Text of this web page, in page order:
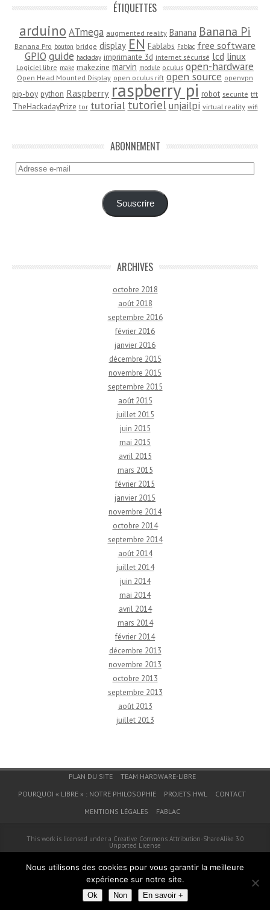
ÉTIQUETTES
arduino ATmega augmented reality Banana Banana Pi
Banana Pro bouton bridge display EN Fablabs Fablac free software
GPIO guide hackaday imprimante 3d internet sécurisé lcd linux
Logiciel libre make makezine marvin module oculus open-hardware
Open Head Mounted Display open oculus rift open source openvpn
pip-boy python Raspberry raspberry pi robot securité tft
TheHackadayPrize tor tutorial tutoriel unjailpi virtual reality wifi
ABONNEMENT
Adresse
Souscrire
ARCHIVES
octobre 2018
août 2018
septembre 2016
février 2016
janvier 2016
décembre 2015
novembre 2015
septembre 2015
août 2015
juillet 2015
juin 2015
mai 2015
avril 2015
mars 2015
février 2015
janvier 2015
novembre 2014
octobre 2014
septembre 2014
août 2014
juillet 2014
juin 2014
mai 2014
avril 2014
mars 2014
février 2014
décembre 2013
novembre 2013
octobre 2013
septembre 2013
août 2013
juillet 2013
Menu du bas de pagePLAN DU SITE
TEAM HARDWARE-LIBRE
POURQUOI « LIBRE » : NOTRE PHILOSOPHIE
PROJETS HWL
CONTACT
MENTIONS LÉGALES
FABLAC
This work is licensed under a Creative Commons Attribution-ShareAlike 3.0
Unported License
Fièrement propulsé par
Nous utilisons des cookies pour vous garantir la meilleure
expérience sur notre site.
Ok Non En savoir +